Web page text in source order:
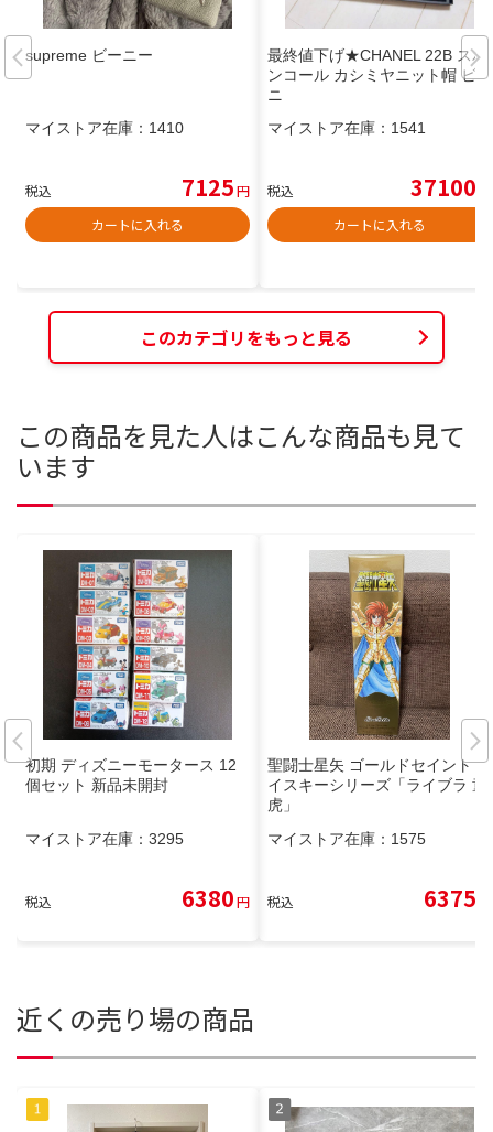
supreme ビーニー
マイストア在庫： 1410
税込 7125円
カートに入れる
最終値下げ★CHANEL 22B スパ
ンコール カシミヤニット帽 ビー
ニ
マイストア在庫： 1541
税込 37100
カートに入れる
このカテゴリをもっと見る
この商品を見た人はこんな商品も見て
います
初期 ディズニーモータース 12
個セット 新品未開封
マイストア在庫： 3295
税込 6380円
聖闘士星矢 ゴールドセイント ウ
イスキーシリーズ「ライブラ 童
虎」
マイストア在庫： 1575
税込 6375
近くの売り場の商品